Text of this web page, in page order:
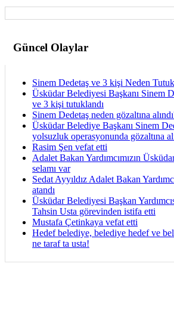
Güncel Olaylar
Sinem Dedetaş ve 3 kişi Neden
Üsküdar Belediyesi Başkanı Sinem
ve 3 kişi tutuklandı
Sinem Dedetaş neden gözaltına
Üsküdar Belediye Başkanı Sinem
yolsuzluk operasyonunda gözaltına
Rasim Şen vefat etti
Adalet Bakan Yardımcımızın
selamı var
Sedat Ayyıldız Adalet Bakan
atandı
Üsküdar Belediyesi Başkan
Tahsin Usta görevinden istifa etti
Mustafa Çetinkaya vefat etti
Hedef belediye, belediye hedef ve
ne taraf ta usta!